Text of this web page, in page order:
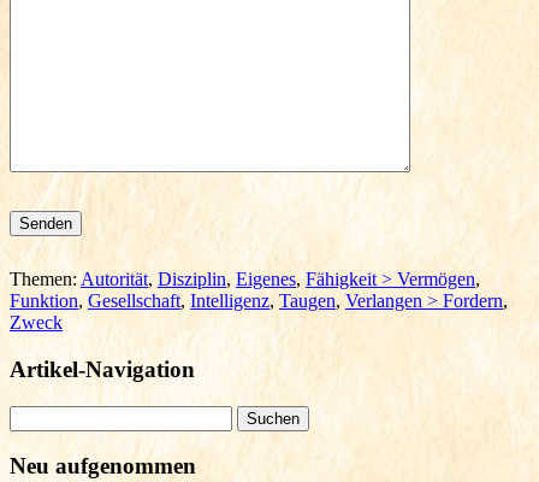
Bitte lasse dieses Feld leer.
Themen: Autorität, Disziplin, Eigenes, Fähigkeit > Vermögen,
Funktion, Gesellschaft, Intelligenz, Taugen, Verlangen > Fordern,
Zweck
Artikel-Navigation
nach:
Neu aufgenommen